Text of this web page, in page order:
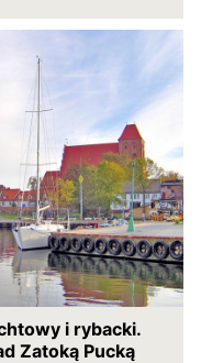
i rybacki.
Zatoką Pucką